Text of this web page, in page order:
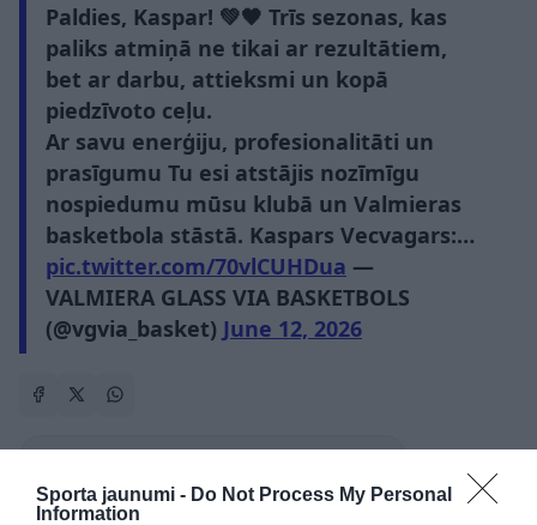
Sporta jaunumi - Do Not Process My Personal
Information
Paldies, Kaspar! 💚🖤 Trīs sezonas, kas
paliks atmiņā ne tikai ar rezultātiem,
bet ar darbu, attieksmi un kopā
piedzīvoto ceļu.
Ar savu enerģiju, profesionalitāti un
prasīgumu Tu esi atstājis nozīmīgu
nospiedumu mūsu klubā un Valmieras
basketbola stāstā. Kaspars Vecvagars:…
pic.twitter.com/70vlCUHDua —
VALMIERA GLASS VIA BASKETBOLS
(@vgvia_basket) June 12, 2026
"Valmiera Glass"/"Vidzemes Augstskola"
Kaspars Vecvagars Kauņas Žalgiris